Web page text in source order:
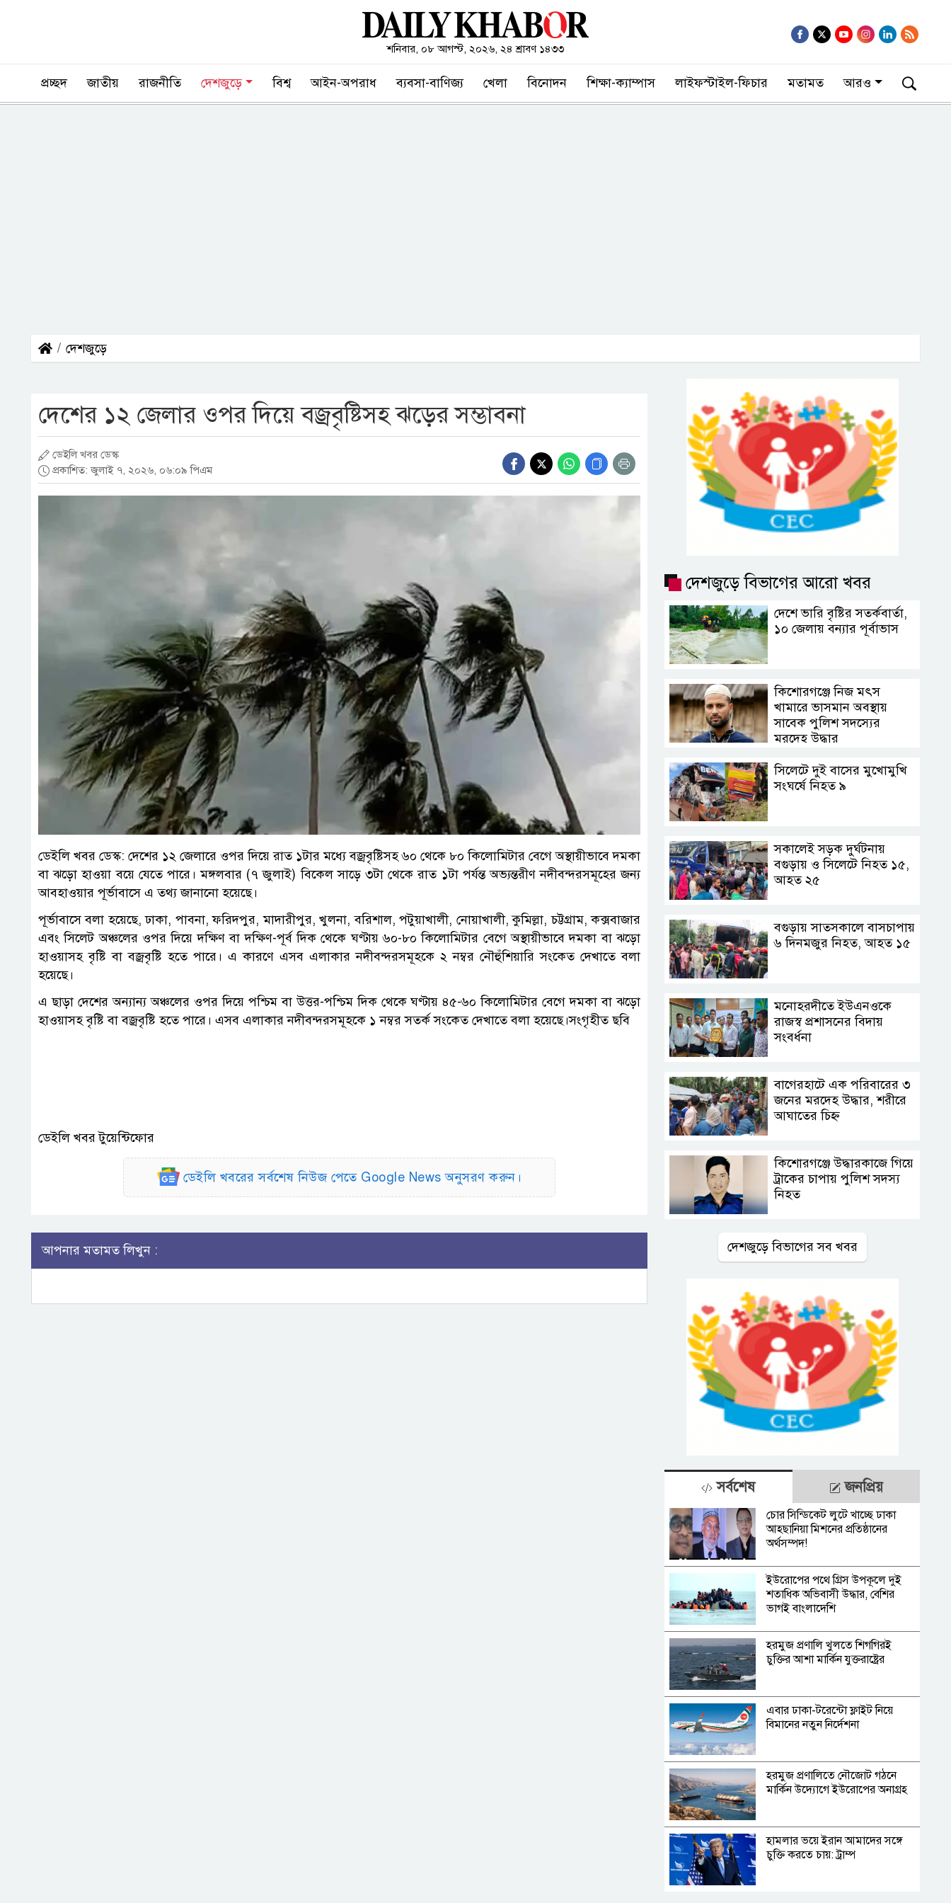
শনিবার, ০৮ আগস্ট, ২০২৬, ২৪ শ্রাবণ ১৪৩৩
প্রচ্ছদ জাতীয় রাজনীতি দেশজুড়ে বিশ্ব আইন-অপরাধ ব্যবসা-বাণিজ্য খেলা বিনোদন শিক্ষা-ক্যাম্পাস লাইফস্টাইল-ফিচার মতামত আরও
দেশজুড়ে
দেশের ১২ জেলার ওপর দিয়ে বজ্রবৃষ্টিসহ ঝড়ের সম্ভাবনা
ডেইলি খবর ডেস্ক
প্রকাশিত: জুলাই ৭, ২০২৬, ০৬:০৯ পিএম
ডেইলি খবর ডেস্ক: দেশের ১২ জেলারে ওপর দিয়ে রাত ১টার মধ্যে বজ্রবৃষ্টিসহ ৬০ থেকে ৮০ কিলোমিটার বেগে অস্থায়ীভাবে দমকা
বা ঝড়ো হাওয়া বয়ে যেতে পারে। মঙ্গলবার (৭ জুলাই) বিকেল সাড়ে ৩টা থেকে রাত ১টা পর্যন্ত অভ্যন্তর‌ীণ নদীবন্দরসমূহের জন্য
আবহাওয়ার পূর্ভাবাসে এ তথ্য জানানো হয়েছে।
পূর্ভাবাসে বলা হয়েছে, ঢাকা, পাবনা, ফরিদপুর, মাদারীপুর, খুলনা, বরিশাল, পটুয়াখালী, নোয়াখালী, কুমিল্লা, চট্টগ্রাম, কক্সবাজার
এবং সিলেট অঞ্চলের ওপর দিয়ে দক্ষিণ বা দক্ষিণ-পূর্ব দিক থেকে ঘণ্টায় ৬০-৮০ কিলোমিটার বেগে অস্থায়ীভাবে দমকা বা ঝড়ো
হাওয়াসহ বৃষ্টি বা বজ্রবৃষ্টি হতে পারে। এ কারণে এসব এলাকার নদীবন্দরসমূহকে ২ নম্বর নৌহুঁশিয়ারি সংকেত দেখাতে বলা
হয়েছে।
এ ছাড়া দেশের অন্যান্য অঞ্চলের ওপর দিয়ে পশ্চিম বা উত্তর-পশ্চিম দিক থেকে ঘণ্টায় ৪৫-৬০ কিলোমিটার বেগে দমকা বা ঝড়ো
হাওয়াসহ বৃষ্টি বা বজ্রবৃষ্টি হতে পারে। এসব এলাকার নদীবন্দরসমূহকে ১ নম্বর সতর্ক সংকেত দেখাতে বলা হয়েছে।সংগৃহীত ছবি
ডেইলি খবর টুয়েন্টিফোর
ডেইলি খবরের সর্বশেষ নিউজ পেতে Google News অনুসরণ করুন।
আপনার মতামত লিখুন :
দেশজুড়ে বিভাগের আরো খবর
দেশে ভারি বৃষ্টির সতর্কবার্তা,
১০ জেলায় বন্যার পূর্বাভাস
কিশোরগঞ্জে নিজ মৎস
খামারে ভাসমান অবস্থায়
সাবেক পুলিশ সদস্যের
মরদেহ উদ্ধার
সিলেটে দুই বাসের মুখোমুখি
সংঘর্ষে নিহত ৯
সকালেই সড়ক দুর্ঘটনায়
বগুড়ায় ও সিলেটে নিহত ১৫,
আহত ২৫
বগুড়ায় সাতসকালে বাসচাপায়
৬ দিনমজুর নিহত, আহত ১৫
মনোহরদীতে ইউএনওকে
রাজস্ব প্রশাসনের বিদায়
সংবর্ধনা
বাগেরহাটে এক পরিবারের ৩
জনের মরদেহ উদ্ধার, শরীরে
আঘাতের চিহ্ন
কিশোরগঞ্জে উদ্ধারকাজে গিয়ে
ট্রাকের চাপায় পুলিশ সদস্য
নিহত
দেশজুড়ে বিভাগের সব খবর
সর্বশেষ জনপ্রিয়
চোর সিন্ডিকেট লুটে খাচ্ছে ঢাকা
আহ্ছানিয়া মিশনের প্রতিষ্ঠানের
অর্থসম্পদ!
ইউরোপের পথে গ্রিস উপকূলে দুই
শতাধিক অভিবাসী উদ্ধার, বেশির
ভাগই বাংলাদেশি
হরমুজ প্রণালি খুলতে শিগগিরই
চুক্তির আশা মার্কিন যুক্তরাষ্ট্রের
এবার ঢাকা-টরেন্টো ফ্লাইট নিয়ে
বিমানের নতুন নির্দেশনা
হরমুজ প্রণালিতে নৌজোট গঠনে
মার্কিন উদ্যোগে ইউরোপের অনাগ্রহ
হামলার ভয়ে ইরান আমাদের সঙ্গে
চুক্তি করতে চায়: ট্রাম্প